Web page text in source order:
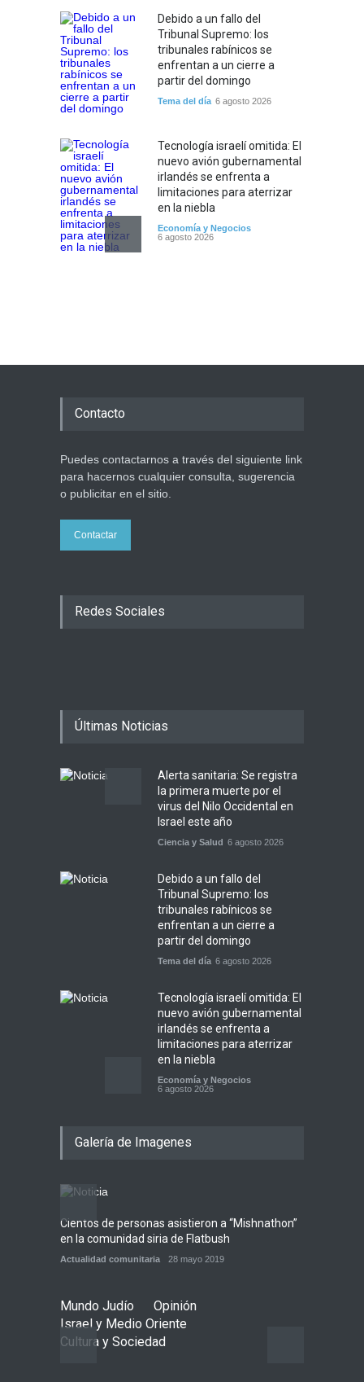
Debido a un fallo del
Tribunal Supremo: los
tribunales rabínicos se
enfrentan a un cierre a
partir del domingo
Tema del día 6 agosto 2026
Tecnología israelí omitida: El
nuevo avión gubernamental
irlandés se enfrenta a
limitaciones para aterrizar
en la niebla
Economía y Negocios
6 agosto 2026
enterrados de nuevo en
Contacto
Puedes contactarnos a través del siguiente link
para hacernos cualquier consulta, sugerencia
o publicitar en el sitio.
Contactar
Redes Sociales
Últimas Noticias
Alerta sanitaria: Se registra
la primera muerte por el
virus del Nilo Occidental en
Israel este año
Ciencia y Salud 6 agosto 2026
Debido a un fallo del
Tribunal Supremo: los
tribunales rabínicos se
enfrentan a un cierre a
partir del domingo
Tema del día 6 agosto 2026
Tecnología israelí omitida: El
nuevo avión gubernamental
irlandés se enfrenta a
limitaciones para aterrizar
en la niebla
Economía y Negocios
6 agosto 2026
Opinión
Jerusalem, cumpliendo así
su último deseo
Mundo Judío 5 agosto 2026
Galería de Imagenes
Cientos de personas asistieron a “Mishnathon”
en la comunidad siria de Flatbush
Actualidad comunitaria 28 mayo 2019
Mundo Judío
Opinión
Israel y Medio Oriente
Cultura y Sociedad